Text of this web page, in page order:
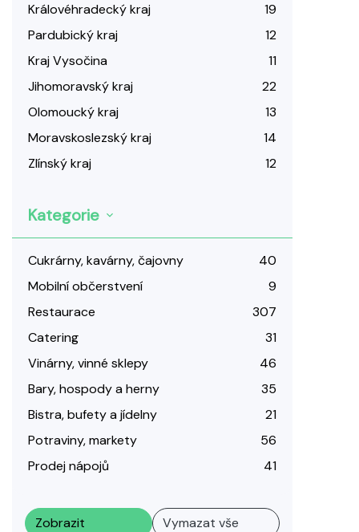
Královéhradecký kraj
19
Pardubický kraj
12
Kraj Vysočina
11
Jihomoravský kraj
22
Olomoucký kraj
13
Moravskoslezský kraj
14
Zlínský kraj
12
Kategorie
Cukrárny, kavárny, čajovny
40
Mobilní občerstvení
9
Restaurace
307
Catering
31
Vinárny, vinné sklepy
46
Bary, hospody a herny
35
Bistra, bufety a jídelny
21
Potraviny, markety
56
Prodej nápojů
41
Zobrazit Vymazat vše